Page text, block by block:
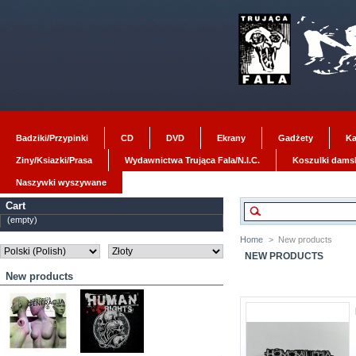
Badziki/Przypinki CD DVD Ekrany Gadżety
Ziny/Ksiazki/Prasa Wydawnictwa Trująca Fala/N.I.C. Koszulki
Naszywki wyszywane
Cart
(empty)
New products
Home > New products
NEW PRODUCTS